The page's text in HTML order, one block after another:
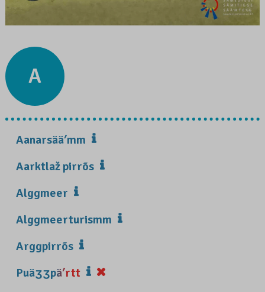
A
Aanarsääʹmm
Aarktlaž pirrõs
Alggmeer
Alggmeerturismm
Arggpirrõs
Puäʒʒpäʹrtt